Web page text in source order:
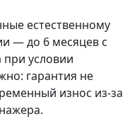
естественному
— до 6 месяцев с
условии
гарантия не
износ из-за